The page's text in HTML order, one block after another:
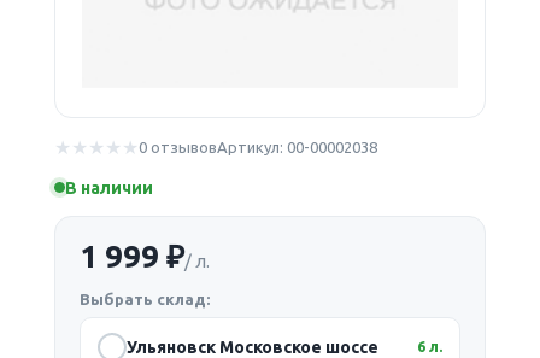
0 отзывовАртикул: 00-00002038
В наличии
1 999 ₽/ л.
Выбрать склад:
Ульяновск Московское шоссе 6 л.